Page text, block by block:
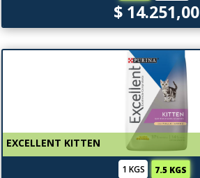
$ 14.251,00
EXCELLENT KITTEN
1 KGS 7.5 KGS